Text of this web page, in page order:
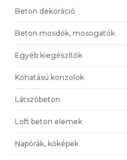
Beton dekoráció
Beton mosdók, mosogatók
Egyéb kiegészítők
Kőhatású konzolok
Látszóbeton
Loft beton elemek
Napórák, kőképek